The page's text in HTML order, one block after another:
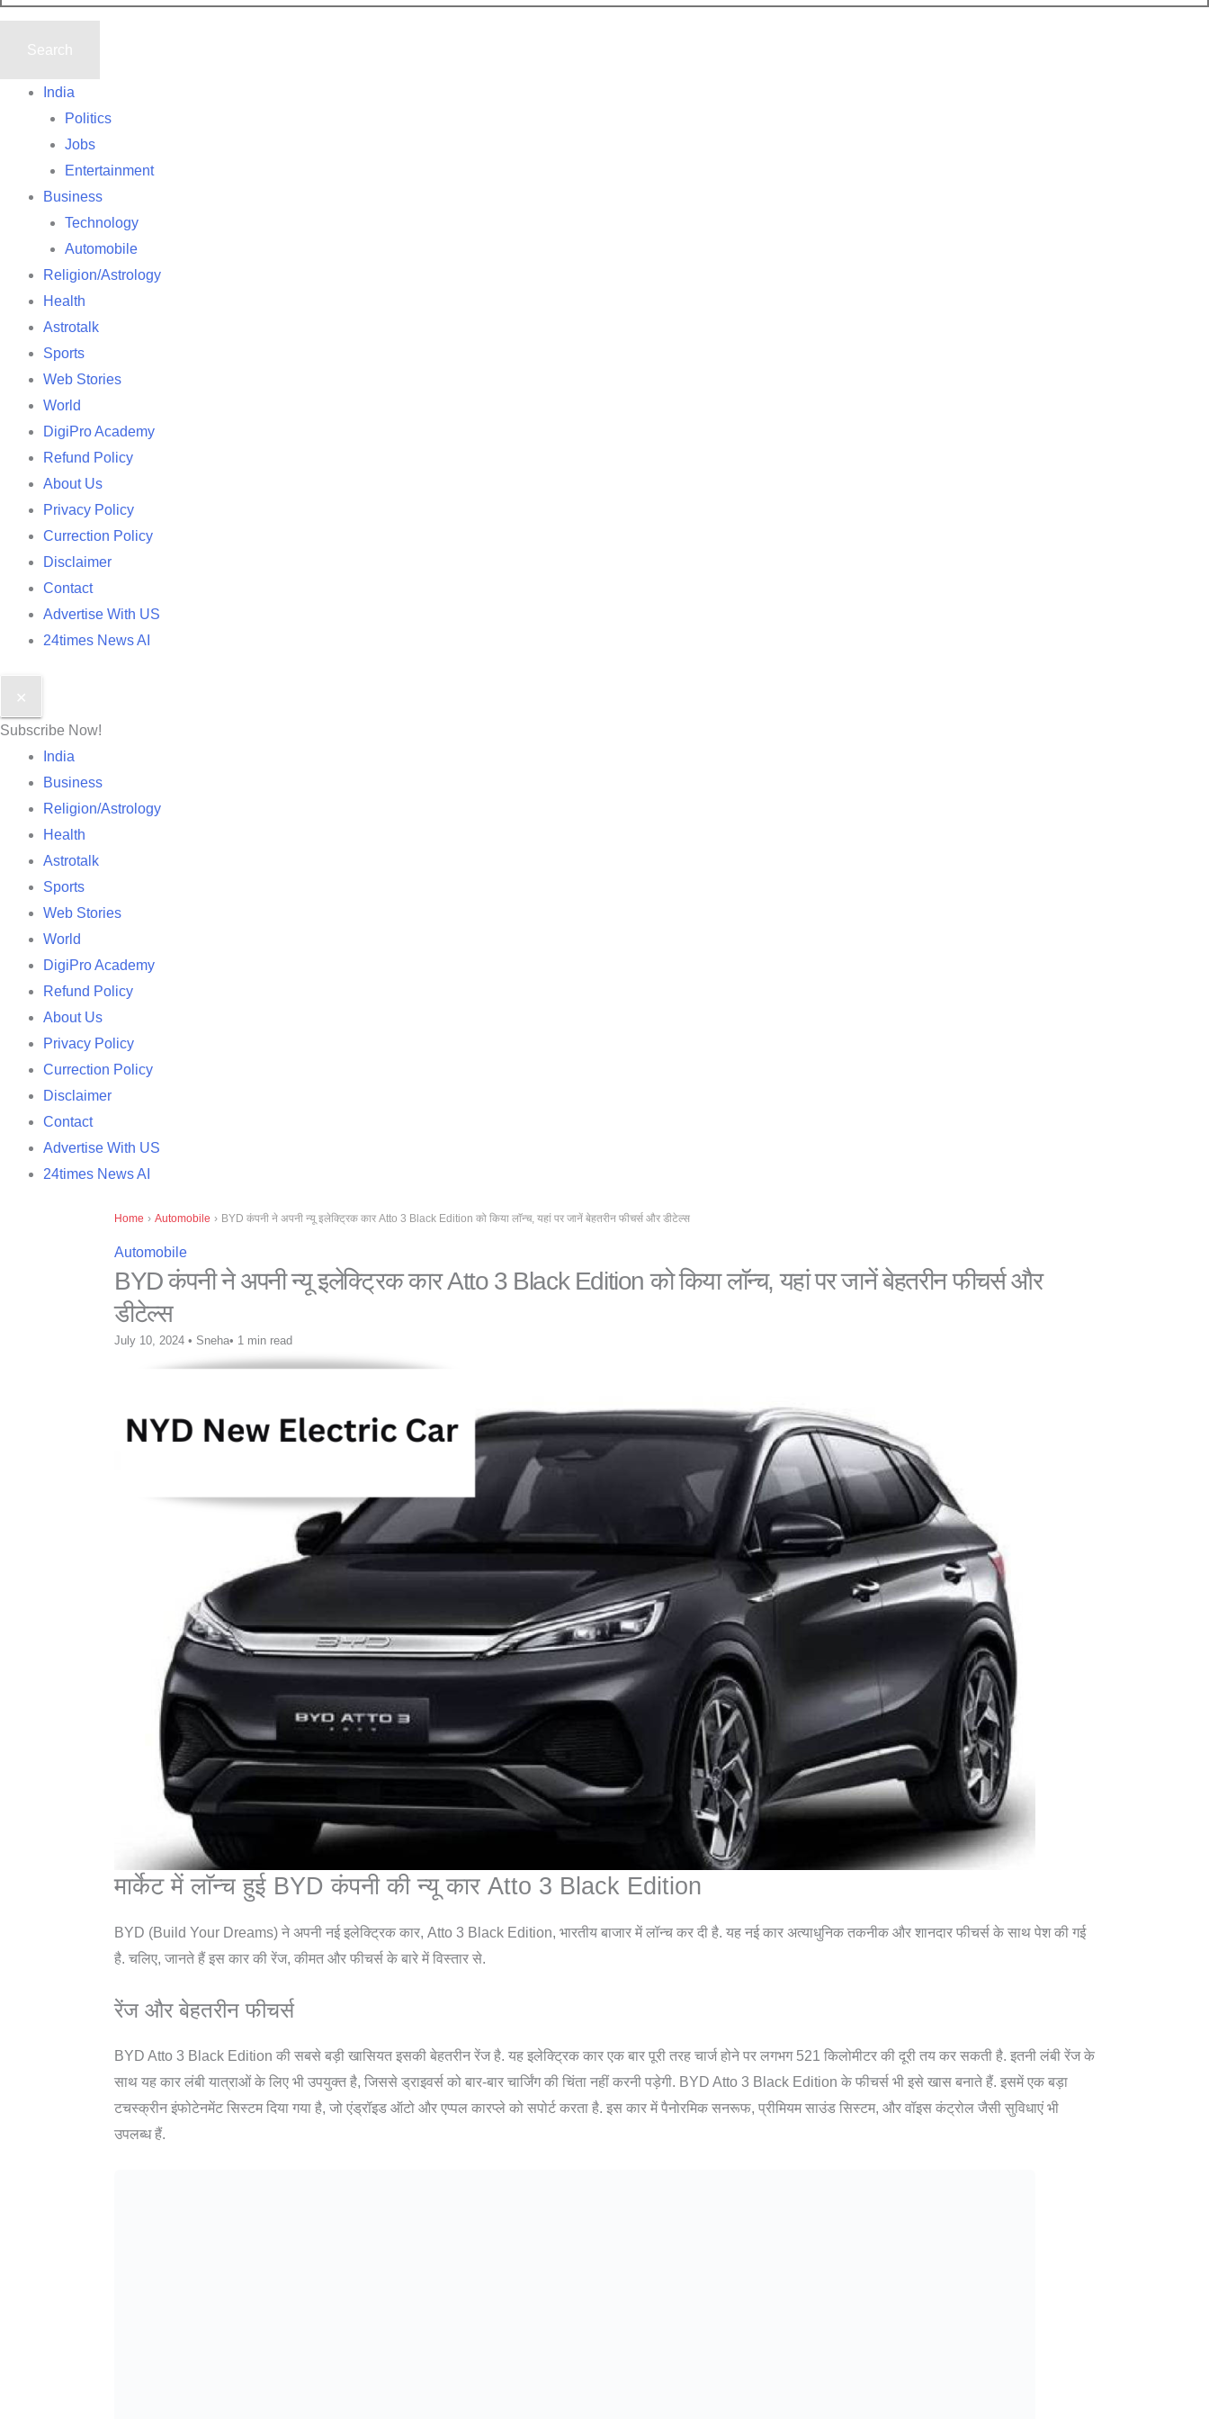
India
Politics
Jobs
Entertainment
Business
Technology
Automobile
Religion/Astrology
Health
Astrotalk
Sports
Web Stories
World
DigiPro Academy
Refund Policy
About Us
Privacy Policy
Currection Policy
Disclaimer
Contact
Advertise With US
24times News AI
✕
Subscribe Now!
India
Business
Religion/Astrology
Health
Astrotalk
Sports
Web Stories
World
DigiPro Academy
Refund Policy
About Us
Privacy Policy
Currection Policy
Disclaimer
Contact
Advertise With US
24times News AI
Home › Automobile › BYD कंपनी ने अपनी न्यू इलेक्ट्रिक कार Atto 3 Black Edition को किया लाॅन्च, यहां पर जानें बेहतरीन फीचर्स और डीटेल्स
Automobile
BYD कंपनी ने अपनी न्यू इलेक्ट्रिक कार Atto 3 Black Edition को किया लाॅन्च, यहां पर जानें बेहतरीन फीचर्स और
डीटेल्स
July 10, 2024 • Sneha• 1 min read
मार्केट में लाॅन्च हुई BYD कंपनी की न्यू कार Atto 3 Black Edition
BYD (Build Your Dreams) ने अपनी नई इलेक्ट्रिक कार, Atto 3 Black Edition, भारतीय बाजार में लॉन्च कर दी है. यह नई कार अत्याधुनिक तकनीक और शानदार फीचर्स के साथ पेश की गई
है. चलिए, जानते हैं इस कार की रेंज, कीमत और फीचर्स के बारे में विस्तार से.
रेंज और बेहतरीन फीचर्स
BYD Atto 3 Black Edition की सबसे बड़ी खासियत इसकी बेहतरीन रेंज है. यह इलेक्ट्रिक कार एक बार पूरी तरह चार्ज होने पर लगभग 521 किलोमीटर की दूरी तय कर सकती है. इतनी लंबी रेंज के
साथ यह कार लंबी यात्राओं के लिए भी उपयुक्त है, जिससे ड्राइवर्स को बार-बार चार्जिंग की चिंता नहीं करनी पड़ेगी. BYD Atto 3 Black Edition के फीचर्स भी इसे खास बनाते हैं. इसमें एक बड़ा
टचस्क्रीन इंफोटेनमेंट सिस्टम दिया गया है, जो एंड्रॉइड ऑटो और एप्पल कारप्ले को सपोर्ट करता है. इस कार में पैनोरमिक सनरूफ, प्रीमियम साउंड सिस्टम, और वॉइस कंट्रोल जैसी सुविधाएं भी
उपलब्ध हैं.